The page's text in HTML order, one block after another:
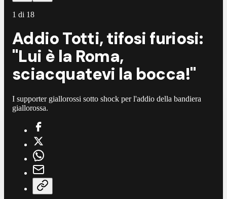
1 di 18
Addio Totti, tifosi furiosi:
"Lui è la Roma,
sciacquatevi la bocca!"
I supporter giallorossi sotto shock per l'addio della bandiera
giallorossa.